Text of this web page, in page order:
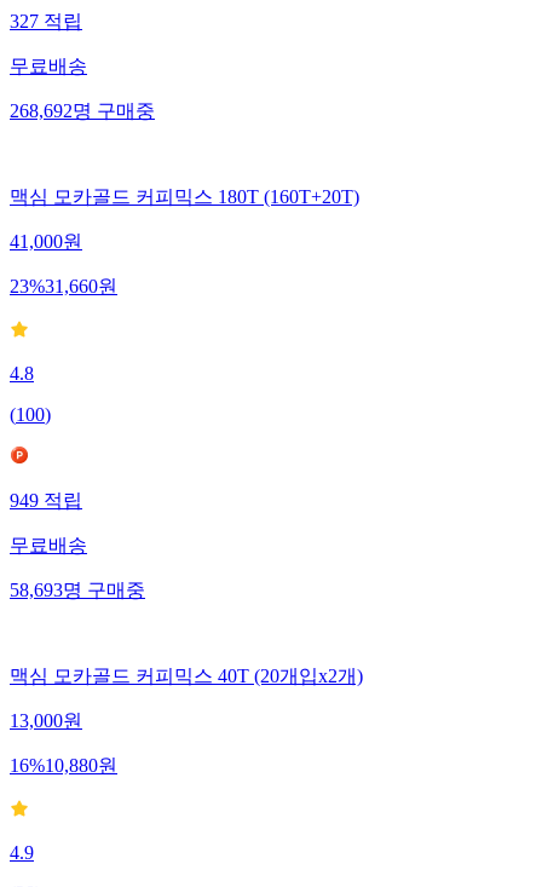
327적립
무료배송
268,692명구매중
맥심 모카골드 커피믹스 180T (160T+20T)
41,000원
23%31,660원
4.8
(100)
949적립
무료배송
58,693명구매중
맥심 모카골드 커피믹스 40T (20개입x2개)
13,000원
16%10,880원
4.9